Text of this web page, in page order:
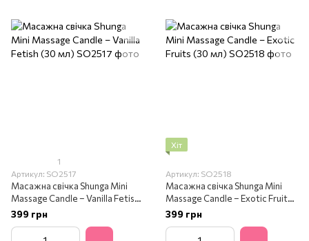
1
Артикул: SO2517
Масажна свічка Shunga Mini
Massage Candle – Vanilla Fetish
(30 мл)
399 грн
Хіт
Артикул: SO2518
Масажна свічка Shunga Mini
Massage Candle – Exotic Fruits
(30 мл)
399 грн